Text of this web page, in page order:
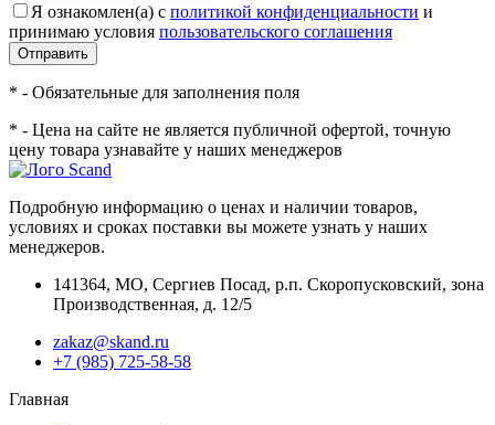
Я ознакомлен(а) с политикой конфиденциальности и
принимаю условия пользовательского соглашения
Отправить
* - Обязательные для заполнения поля
* - Цена на сайте не является публичной офертой, точную
цену товара узнавайте у наших менеджеров
Подробную информацию о ценах и наличии товаров,
условиях и сроках поставки вы можете узнать у наших
менеджеров.
141364, МО, Сергиев Посад, р.п. Скоропусковский, зона
Производственная, д. 12/5
zakaz@skand.ru
+7 (985) 725-58-58
Главная